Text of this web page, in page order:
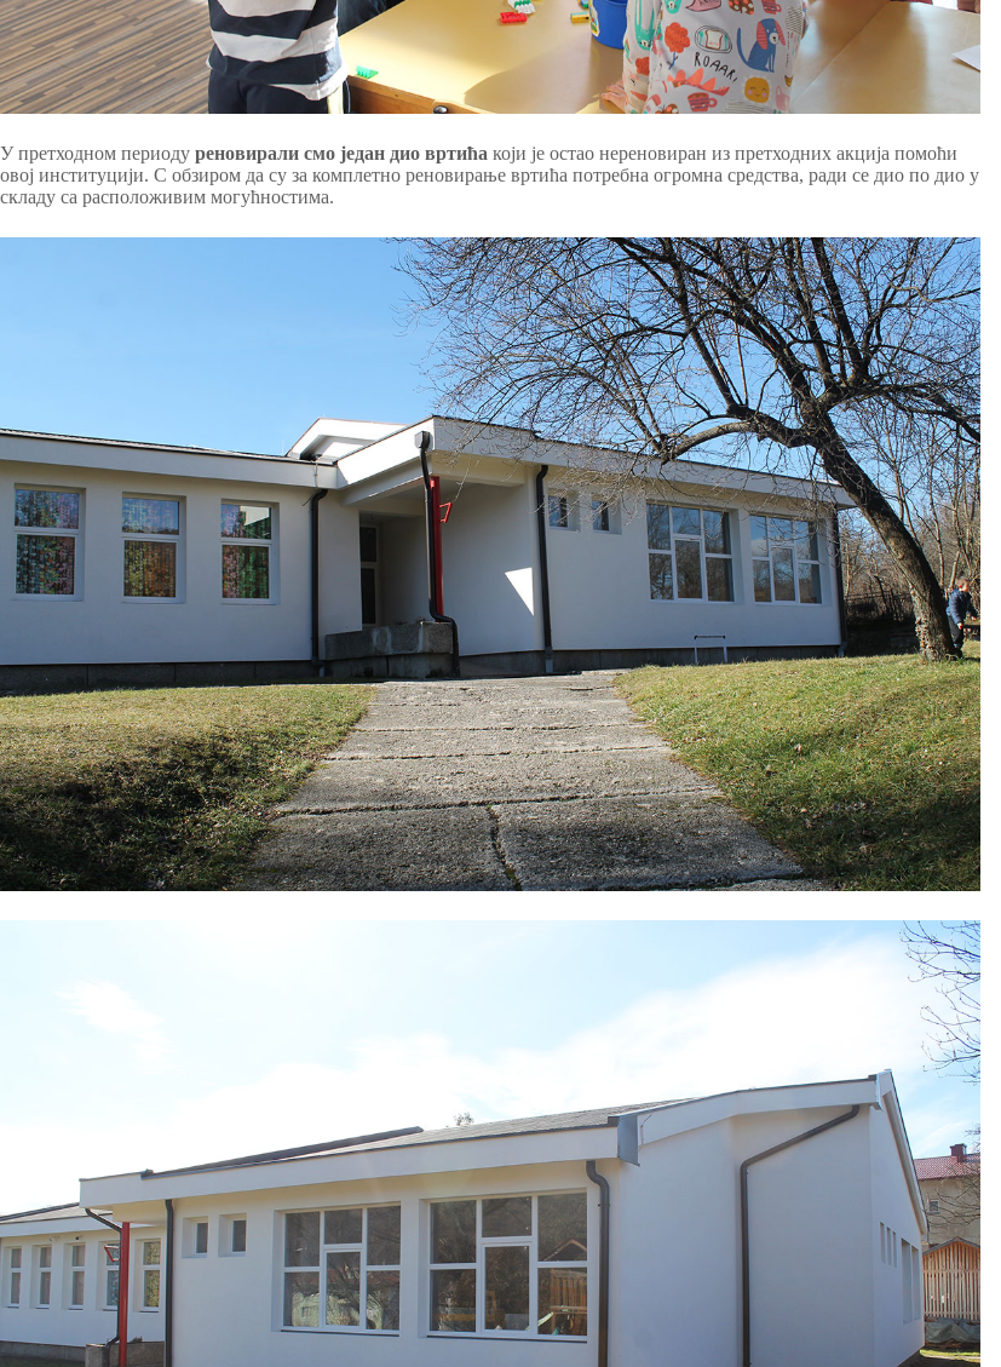
У претходном периоду реновирали смо један дио вртића који је остао нереновиран из претходних акција помоћи
овој институцији. С обзиром да су за комплетно реновирање вртића потребна огромна средства, ради се дио по дио у
складу са расположивим могућностима.